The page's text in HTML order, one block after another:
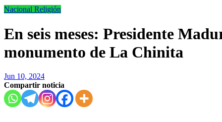
Nacional Religión
En seis meses: Presidente
monumento de La Chinita
Jun 10, 2024
Compartir noticia